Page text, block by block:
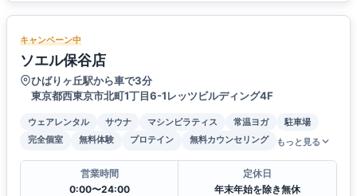
キャンペーン中
ソエル保谷店
ひばりヶ丘駅から車で3分
東京都西東京市北町1丁目6-1レッツビルディング4F
ウェアレンタル サウナ マシンピラティス 常温ヨガ
駐車場
完全個室
無料体験 プロテイン 無料カウンセリング もっと見る
営業時間
0:00〜24:00
定休日
年末年始を除き無休